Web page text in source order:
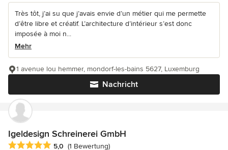
Très tôt, j’ai su que j’avais envie d’un métier qui me permette
d’être libre et créatif. L’architecture d’intérieur s’est donc
imposée à moi n...
Mehr
Nachricht
1 avenue lou hemmer, mondorf-les-bains 5627, Luxemburg
Igeldesign Schreinerei GmbH
Durchschnittliche Bewertung: 5 von 5 Sternen
5,0 (1 Bewertung)